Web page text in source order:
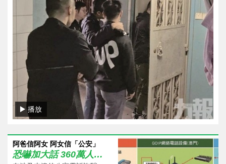
播放
阿爸信阿女 阿女信「公安」
恐嚇加大話 360萬人仔落袋